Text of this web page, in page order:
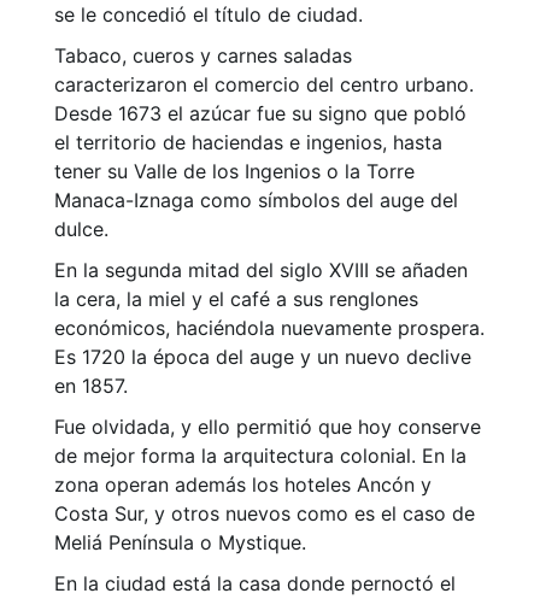
se le concedió el título de ciudad.
Tabaco, cueros y carnes saladas
caracterizaron el comercio del centro urbano.
Desde 1673 el azúcar fue su signo que pobló
el territorio de haciendas e ingenios, hasta
tener su Valle de los Ingenios o la Torre
Manaca-Iznaga como símbolos del auge del
dulce.
En la segunda mitad del siglo XVIII se añaden
la cera, la miel y el café a sus renglones
económicos, haciéndola nuevamente prospera.
Es 1720 la época del auge y un nuevo declive
en 1857.
Fue olvidada, y ello permitió que hoy conserve
de mejor forma la arquitectura colonial. En la
zona operan además los hoteles Ancón y
Costa Sur, y otros nuevos como es el caso de
Meliá Península o Mystique.
En la ciudad está la casa donde pernoctó el